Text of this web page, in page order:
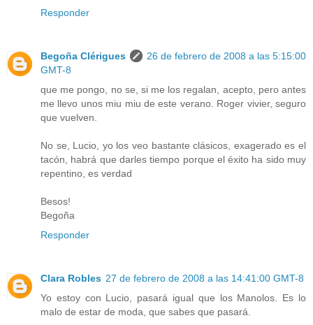
Responder
Begoña Clérigues
26 de febrero de 2008 a las 5:15:00
GMT-8
que me pongo, no se, si me los regalan, acepto, pero antes
me llevo unos miu miu de este verano. Roger vivier, seguro
que vuelven.
No se, Lucio, yo los veo bastante clásicos, exagerado es el
tacón, habrá que darles tiempo porque el éxito ha sido muy
repentino, es verdad
Besos!
Begoña
Responder
Clara Robles 27 de febrero de 2008 a las 14:41:00 GMT-8
Yo estoy con Lucio, pasará igual que los Manolos. Es lo
malo de estar de moda, que sabes que pasará.